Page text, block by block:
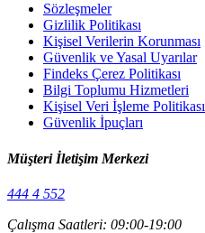
Sözleşmeler
Gizlilik Politikası
Kişisel Verilerin Korunması
Güvenlik ve Yasal Uyarılar
Findeks Çerez Politikası
Bilgi Toplumu Hizmetleri
Kişisel Veri İşleme Politikası
Güvenlik İpuçları
Müşteri İletişim Merkezi
444 4 552
Çalışma Saatleri: 09:00-19:00